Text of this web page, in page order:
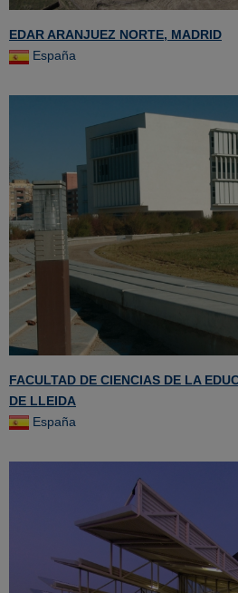
EDAR ARANJUEZ NORTE, MADRID
España
FACULTAD DE CIENCIAS DE LA
DE LLEIDA
España